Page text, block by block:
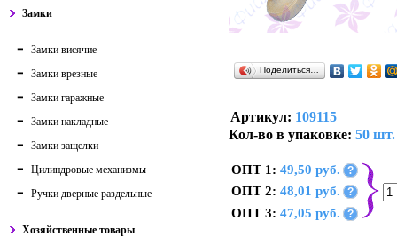
Замки
Замки висячие
Замки врезные
Замки гаражные
Замки накладные
Замки защелки
Цилиндровые механизмы
Ручки дверные раздельные
Хозяйственные товары
Поделиться…
Артикул: 109115
Кол-во в упаковке: 50 шт.
ОПТ 1: 49,50 руб. ?
ОПТ 2: 48,01 руб. ?
ОПТ 3: 47,05 руб. ?